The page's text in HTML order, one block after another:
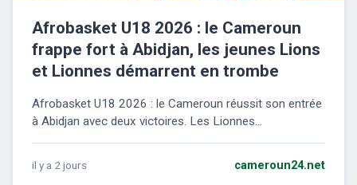
Afrobasket U18 2026 : le Cameroun
frappe fort à Abidjan, les jeunes Lions
et Lionnes démarrent en trombe
Afrobasket U18 2026 : le Cameroun réussit son entrée
à Abidjan avec deux victoires. Les Lionnes...
il y a 2 jours cameroun24.net